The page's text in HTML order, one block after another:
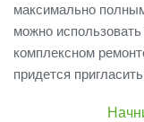
максимально
можно
комплексном
придется